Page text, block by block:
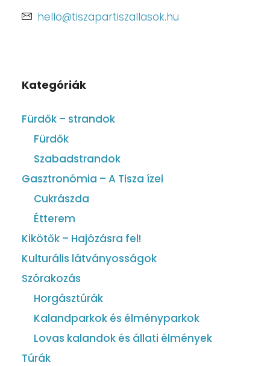
hello@tiszapartiszallasok.hu
Kategóriák
Fürdők – strandok
Fürdők
Szabadstrandok
Gasztronómia – A Tisza ízei
Cukrászda
Étterem
Kikötők – Hajózásra fel!
Kulturális látványosságok
Szórakozás
Horgásztúrák
Kalandparkok és élményparkok
Lovas kalandok és állati élmények
Túrák